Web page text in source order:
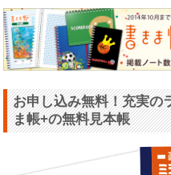
お申し込み無料！充実の
ま帳+の無料見本帳